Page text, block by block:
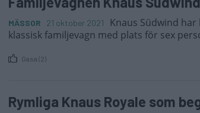
MÄSSOR 21 oktober 2021
Knaus Südwind
klassisk familjevagn med plats för sex
Gasa (2)
Rymliga Knaus Royale som